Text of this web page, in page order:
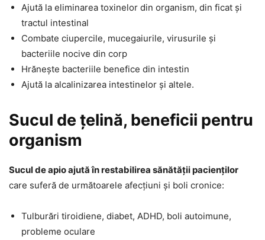
Ajută la eliminarea toxinelor din organism, din ficat și
tractul intestinal
Combate ciupercile, mucegaiurile, virusurile și
bacteriile nocive din corp
Hrănește bacteriile benefice din intestin
Ajută la alcalinizarea intestinelor și altele.
Sucul de țelină, beneficii pentru
organism
Sucul de apio ajută în restabilirea sănătății pacienților
care suferă de următoarele afecțiuni și boli cronice:
Tulburări tiroidiene, diabet, ADHD, boli autoimune,
probleme oculare